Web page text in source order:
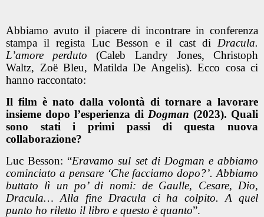
Abbiamo avuto il piacere di incontrare in conferenza
stampa il regista Luc Besson e il cast di Dracula.
L’amore perduto (Caleb Landry Jones, Christoph
Waltz, Zoë Bleu, Matilda De Angelis). Ecco cosa ci
hanno raccontato:
Il film è nato dalla volontà di tornare a lavorare
insieme dopo l’esperienza di Dogman (2023). Quali
sono stati i primi passi di questa nuova
collaborazione?
Luc Besson: “Eravamo sul set di Dogman e abbiamo
cominciato a pensare ‘Che facciamo dopo?’. Abbiamo
buttato lì un po’ di nomi: de Gaulle, Cesare, Dio,
Dracula… Alla fine Dracula ci ha colpito. A quel
punto ho riletto il libro e questo è quanto”.